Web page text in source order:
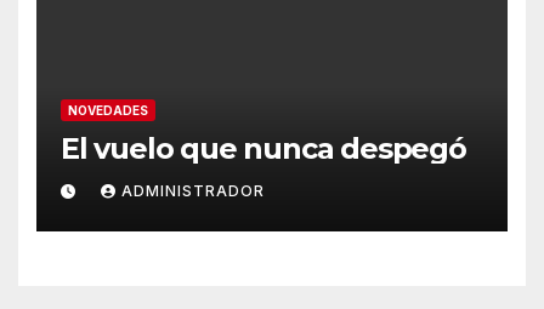
NOVEDADES
El vuelo que nunca despegó
ADMINISTRADOR